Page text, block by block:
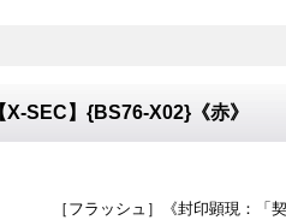
SEC】{BS76-X02}《赤》
［フラッシュ］《封印顕現：「